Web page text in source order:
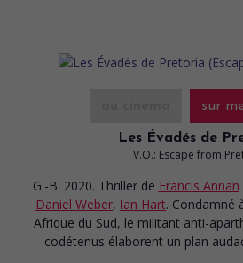
sur
Les Évadés de
V.O.: Escape from
G.-B. 2020. Thriller de Francis Annan
Daniel Weber, Ian Hart. Condamné
Afrique du Sud, le militant anti-
codétenus élaborent un plan